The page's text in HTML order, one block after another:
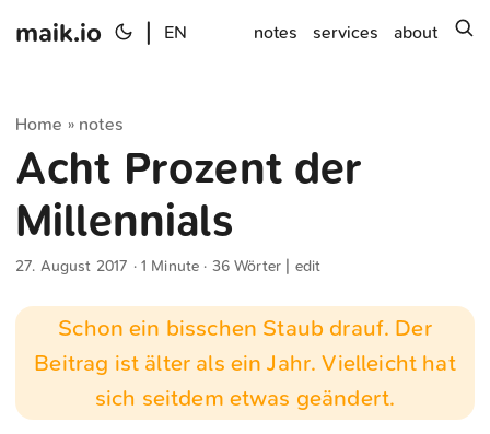
maik.io EN notes services about
Home » notes
Acht Prozent der
Millennials
27. August 2017 · 1 Minute · 36 Wörter | edit
Schon ein bisschen Staub drauf. Der
Beitrag ist älter als ein Jahr. Vielleicht hat
sich seitdem etwas geändert.